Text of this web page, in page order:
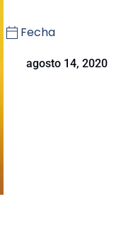
Fecha
agosto 14, 2020